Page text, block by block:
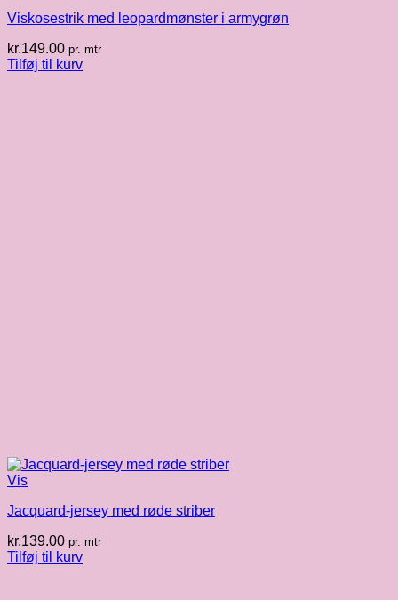
Viskosestrik med leopardmønster i armygrøn
kr.149.00 pr. mtr
Tilføj til kurv
Vis
Jacquard-jersey med røde striber
kr.139.00 pr. mtr
Tilføj til kurv